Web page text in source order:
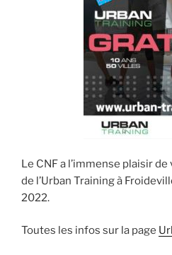
Le CNF a l’immense plaisir
de l’Urban Training à
2022.
Toutes les infos sur la page